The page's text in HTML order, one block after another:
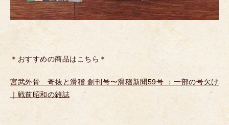
＊おすすめの商品はこちら＊
宮武外骨 奇抜と滑稽 創刊号〜滑稽新聞59号 ：一部の号欠け
｜戦前昭和の雑誌